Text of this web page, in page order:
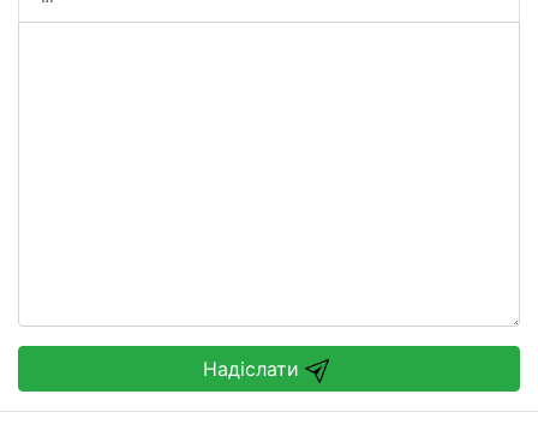
Надіслати